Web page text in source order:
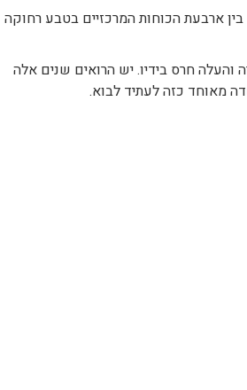
ארבעת הכוחות המרכזיים בטבע רחוקה
והעלה חרס בידיו. יש הרואים שנים אלה
מאוחד כזה לעתיד לבוא.